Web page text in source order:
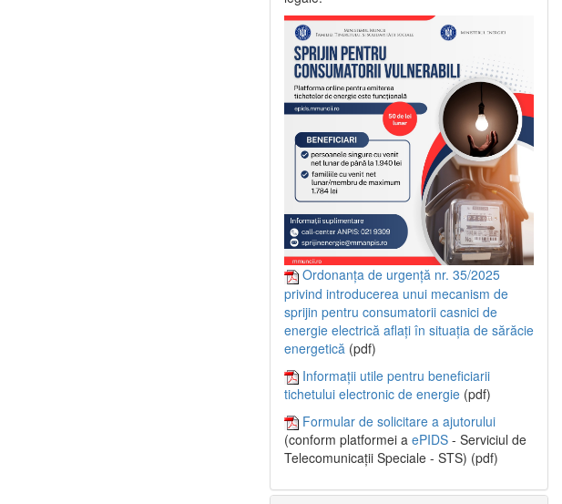
Ordonanța de urgență nr. 35/2025
privind introducerea unui mecanism de
sprijin pentru consumatorii casnici de
energie electrică aflați în situația de sărăcie
energetică (pdf)
Informații utile pentru beneficiarii
tichetului electronic de energie (pdf)
Formular de solicitare a ajutorului
(conform platformei a ePIDS - Serviciul de
Telecomunicații Speciale - STS) (pdf)